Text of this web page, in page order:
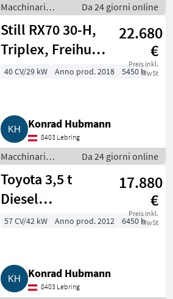
Macchinari
elevatori e per
magazzino /
Carrelli elevatori
Da 24 giorni online
Still RX70 30-H,
Triplex, Freihub,
Zinkenverstellung,
22.680
€
Preis inkl.
MwSt
40 CV/29 kW Anno prod. 2018 5450 h
Konrad Hubmann
8403 Lebring
Macchinari
elevatori e per
magazzino /
Carrelli elevatori
Da 24 giorni online
Toyota 3,5 t
Diesel
Vollkabine
17.880
€
Preis inkl.
MwSt
57 CV/42 kW Anno prod. 2012 6450 h
Konrad Hubmann
8403 Lebring